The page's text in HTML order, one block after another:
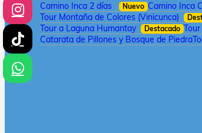
Camino Inca 2 días Nuevo Camino Inca
Tour Montaña de Colores (Vinicunca)
Tour a Laguna Humantay Destacado
Catarata de Pillones y Bosque de Piedra